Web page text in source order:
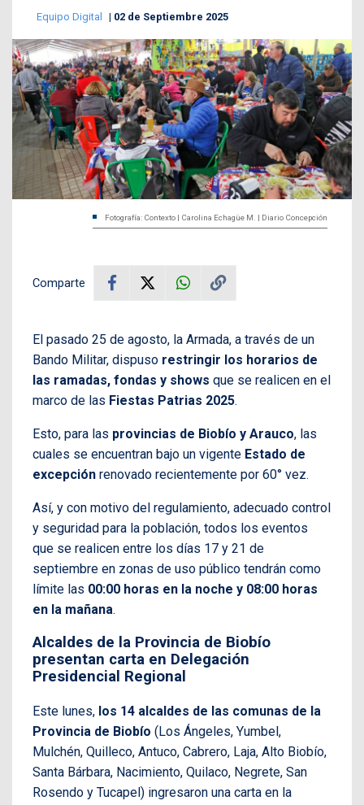
Equipo Digital 02 de Septiembre 2025
Fotografía: Contexto | Carolina Echagüe M. | Diario Concepción
Comparte
El pasado 25 de agosto, la Armada, a través de un
Bando Militar, dispuso restringir los horarios de
las ramadas, fondas y shows que se realicen en el
marco de las Fiestas Patrias 2025.
Esto, para las provincias de Biobío y Arauco, las
cuales se encuentran bajo un vigente Estado de
excepción renovado recientemente por 60° vez.
Así, y con motivo del regulamiento, adecuado control
y seguridad para la población, todos los eventos
que se realicen entre los días 17 y 21 de
septiembre en zonas de uso público tendrán como
límite las 00:00 horas en la noche y 08:00 horas
en la mañana.
Alcaldes de la Provincia de Biobío
presentan carta en Delegación
Presidencial Regional
Este lunes, los 14 alcaldes de las comunas de la
Provincia de Biobío (Los Ángeles, Yumbel,
Mulchén, Quilleco, Antuco, Cabrero, Laja, Alto Biobío,
Santa Bárbara, Nacimiento, Quilaco, Negrete, San
Rosendo y Tucapel) ingresaron una carta en la